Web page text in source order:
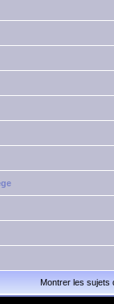
Montrer les sujets